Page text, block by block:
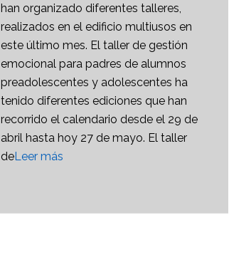
han organizado diferentes talleres,
realizados en el edificio multiusos en
este último mes. El taller de gestión
emocional para padres de alumnos
preadolescentes y adolescentes ha
tenido diferentes ediciones que han
recorrido el calendario desde el 29 de
abril hasta hoy 27 de mayo. El taller
deLeer más